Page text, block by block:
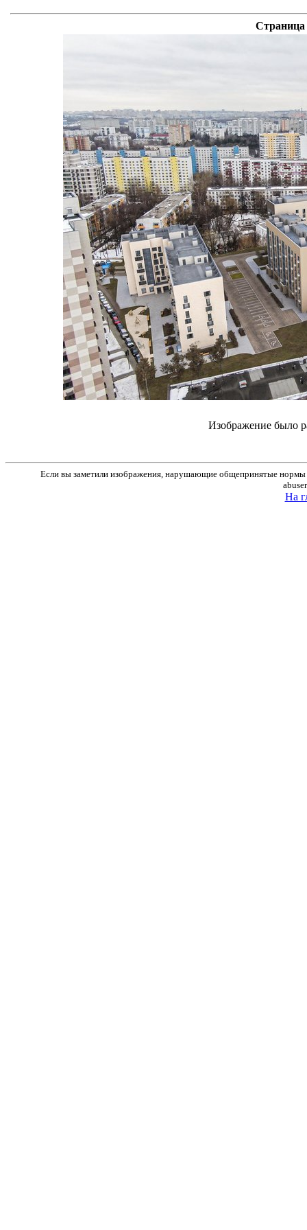
Страница
Изображение было
Если вы заметили изображения, нарушающие общепринятые нормы
На